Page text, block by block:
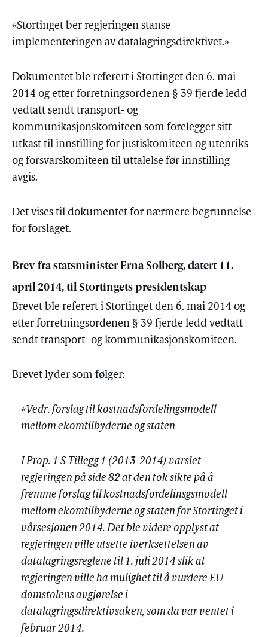
«Stortinget ber regjeringen stanse
implementeringen av datalagringsdirektivet.»
Dokumentet ble referert i Stortinget den 6. mai
2014 og etter forretningsordenen § 39 fjerde ledd
vedtatt sendt transport- og
kommunikasjonskomiteen som forelegger sitt
utkast til innstilling for justiskomiteen og utenriks-
og forsvarskomiteen til uttalelse før innstilling
avgis.
Det vises til dokumentet for nærmere begrunnelse
for forslaget.
Brev fra statsminister Erna Solberg, datert 11.
april 2014, til Stortingets presidentskap
Brevet ble referert i Stortinget den 6. mai 2014 og
etter forretningsordenen § 39 fjerde ledd vedtatt
sendt transport- og kommunikasjonskomiteen.
Brevet lyder som følger:
«Vedr. forslag til kostnadsfordelingsmodell
mellom ekomtilbyderne og staten
I Prop. 1 S Tillegg 1 (2013-2014) varslet
regjeringen på side 82 at den tok sikte på å
fremme forslag til kostnadsfordelinsgsmodell
mellom ekomtilbyderne og staten for Stortinget i
vårsesjonen 2014. Det ble videre opplyst at
regjeringen ville utsette iverksettelsen av
datalagringsreglene til 1. juli 2014 slik at
regjeringen ville ha mulighet til å vurdere EU-
domstolens avgjørelse i
datalagringsdirektivsaken, som da var ventet i
februar 2014.